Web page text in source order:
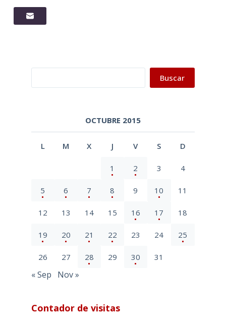
Buscar
OCTUBRE 2015
L M X J V S D
1 2 3 4
5 6 7 8 9 10 11
12 13 14 15 16 17 18
19 20 21 22 23 24 25
26 27 28 29 30 31
« Sep Nov »
Contador de visitas